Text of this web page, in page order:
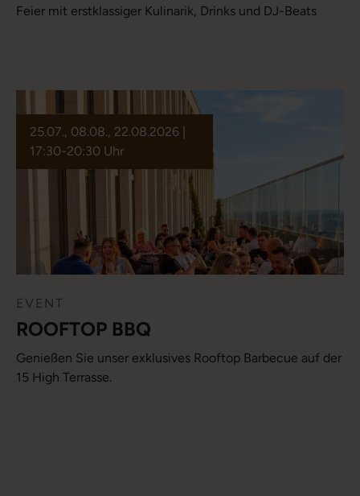
Feier mit erstklassiger Kulinarik, Drinks und DJ-Beats
25.07., 08.08., 22.08.2026 |
17:30-20:30 Uhr
EVENT
ROOFTOP BBQ
Genießen Sie unser exklusives Rooftop Barbecue auf der
15 High Terrasse.